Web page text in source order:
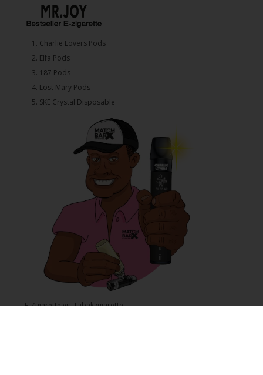
1.⁠ ⁠Charlie Lovers Pods
2.⁠ ⁠⁠Elfa Pods
3.⁠ ⁠⁠187 Pods
4.⁠ ⁠⁠Lost Mary Pods
5.⁠ ⁠⁠SKE Crystal Disposable
E-Zigarette vs. Tabakzigarette